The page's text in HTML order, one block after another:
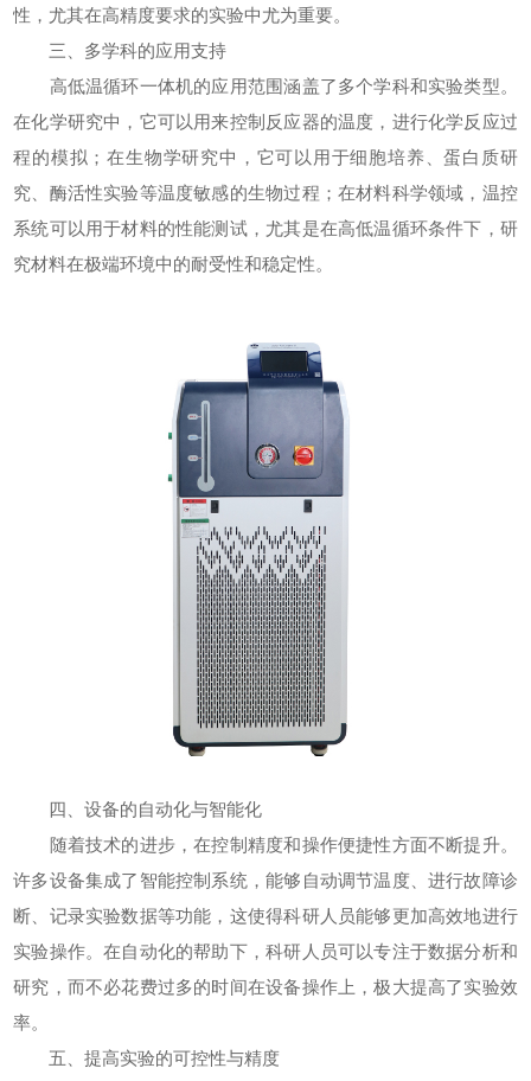
性，尤其在高精度要求的实验中尤为重要。
三、多学科的应用支持
高低温循环一体机的应用范围涵盖了多个学科和实验类型。
在化学研究中，它可以用来控制反应器的温度，进行化学反应过
程的模拟；在生物学研究中，它可以用于细胞培养、蛋白质研
究、酶活性实验等温度敏感的生物过程；在材料科学领域，温控
系统可以用于材料的性能测试，尤其是在高低温循环条件下，研
究材料在极端环境中的耐受性和稳定性。
四、设备的自动化与智能化
随着技术的进步，在控制精度和操作便捷性方面不断提升。
许多设备集成了智能控制系统，能够自动调节温度、进行故障诊
断、记录实验数据等功能，这使得科研人员能够更加高效地进行
实验操作。在自动化的帮助下，科研人员可以专注于数据分析和
研究，而不必花费过多的时间在设备操作上，极大提高了实验效
率。
五、提高实验的可控性与精度